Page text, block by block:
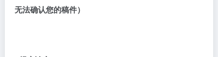
无法确认您的稿件）